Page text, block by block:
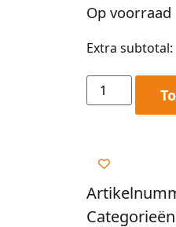
Op voorraad
Extra subtotal: